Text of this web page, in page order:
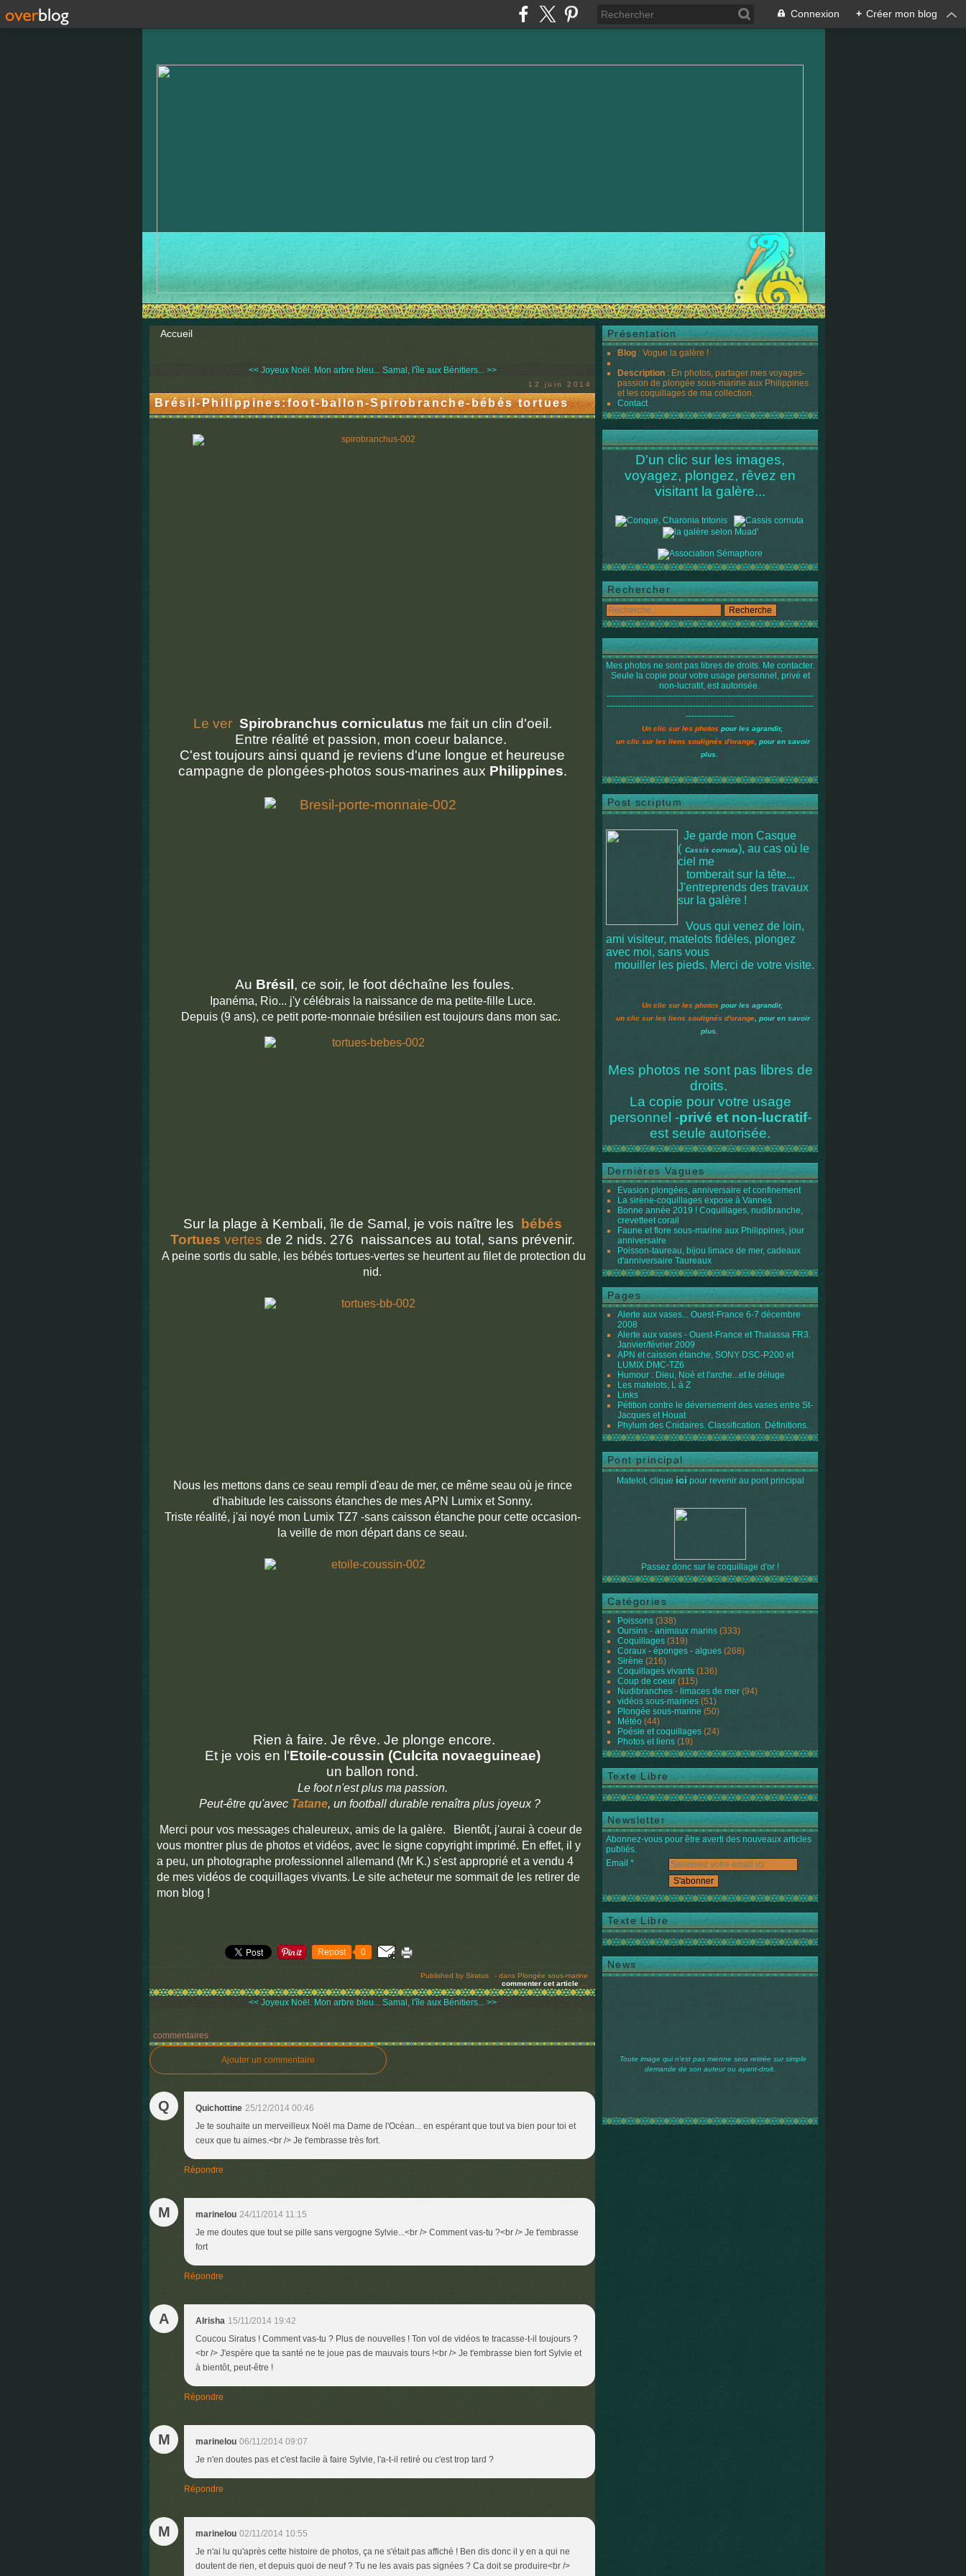
Connexion + Créer mon blog
Accueil
<< Joyeux Noël. Mon arbre bleu... Samal, l'île aux Bénitiers... >>
12 juin 2014
Brésil-Philippines:foot-ballon-Spirobranche-bébés tortues
Le ver Spirobranchus corniculatus me fait un clin d'oeil.
Entre réalité et passion, mon coeur balance.
C'est toujours ainsi quand je reviens d'une longue et heureuse
campagne de plongées-photos sous-marines aux Philippines.
Au Brésil , ce soir, le foot déchaîne les foules.
Ipanéma, Rio... j'y célébrais la naissance de ma petite-fille Luce.
Depuis (9 ans), ce petit porte-monnaie brésilien est toujours dans mon sac.
Sur la plage à Kembali, île de Samal, je vois naître les
bébés
Tortues vertes de 2 nids. 276 naissances au total, sans prévenir.
A peine sortis du sable, les bébés tortues-vertes se heurtent au filet de protection du
nid.
Nous les mettons dans ce seau rempli d'eau de mer, ce même seau où je rince
d'habitude les caissons étanches de mes APN Lumix et Sonny.
Triste réalité, j'ai noyé mon Lumix TZ7 -sans caisson étanche pour cette occasion-
la veille de mon départ dans ce seau.
Rien à faire. Je rêve. Je plonge encore.
Et je vois en l'Etoile-coussin (Culcita novaeguineae)
un ballon rond.
Le foot n'est plus ma passion.
Peut-être qu'avec Tatane, un football durable renaîtra plus joyeux ?
Merci pour vos messages chaleureux, amis de la galère. Bientôt, j'aurai à coeur de
vous montrer plus de photos et vidéos, avec le signe copyright imprimé. En effet, il y
a peu, un photographe professionnel allemand (Mr K.) s'est approprié et a vendu 4
de mes vidéos de coquillages vivants. Le site acheteur me sommait de les retirer de
mon blog !
Repost 0
Published by Siratus - dans Plongée sous-marine
commenter cet article
<< Joyeux Noël. Mon arbre bleu... Samal, l'île aux Bénitiers... >>
commentaires
Ajouter un commentaire
Q Quichottine 25/12/2014 00:46
Je te souhaite un merveilleux Noël ma Dame de l'Océan... en espérant que tout va bien pour toi et
ceux que tu aimes.<br /> Je t'embrasse très fort.
Répondre
M marinelou 24/11/2014 11:15
Je me doutes que tout se pille sans vergogne Sylvie...<br /> Comment vas-tu ?<br /> Je t'embrasse
fort
Répondre
A Alrisha 15/11/2014 19:42
Coucou Siratus ! Comment vas-tu ? Plus de nouvelles ! Ton vol de vidéos te tracasse-t-il toujours ?
<br /> J'espère que ta santé ne te joue pas de mauvais tours !<br /> Je t'embrasse bien fort Sylvie et
à bientôt, peut-être !
Répondre
M marinelou 06/11/2014 09:07
Je n'en doutes pas et c'est facile à faire Sylvie, l'a-t-il retiré ou c'est trop tard ?
Répondre
M marinelou 02/11/2014 10:55
Je n'ai lu qu'après cette histoire de photos, ça ne s'était pas affiché ! Ben dis donc il y en a qui ne
doutent de rien, et depuis quoi de neuf ? Tu ne les avais pas signées ? Ca doit se produire<br />
Présentation
Blog : Vogue la galère !
Description : En photos, partager mes voyages-
passion de plongée sous-marine aux Philippines
et les coquillages de ma collection.
Contact
D'un clic sur les images,
voyagez, plongez, rêvez en
visitant la galère...
Rechercher
Mes photos ne sont pas libres de droits. Me contacter.
Seule la copie pour votre usage personnel, privé et
non-lucratif, est autorisée.
------------------------------------------------------------------------
------------------------------------------------------------------------
-----------------
Un clic sur les photos pour les agrandir,
un clic sur les liens soulignés d'orange , pour en savoir
plus.
Post scriptum
Je garde mon Casque
( Cassis cornuta), au cas où le
ciel me
tomberait sur la tête...
J'entreprends des travaux
sur la galère !
Vous qui venez de loin,
ami visiteur, matelots fidèles, plongez
avec moi, sans vous
mouiller les pieds. Merci de votre visite.
Un clic sur les photos pour les agrandir,
un clic sur les liens soulignés d'orange , pour en savoir
plus.
Mes photos ne sont pas libres de
droits.
La copie pour votre usage
personnel -privé et non-lucratif-
est seule autorisée.
Dernières Vagues
Evasion plongées, anniversaire et confinement
La sirène-coquillages expose à Vannes
Bonne année 2019 ! Coquillages, nudibranche,
crevetteet corail
Faune et flore sous-marine aux Philippines, jour
anniversaire
Poisson-taureau, bijou limace de mer, cadeaux
d'anniversaire Taureaux
Pages
Alerte aux vases... Ouest-France 6-7 décembre
2008
Alerte aux vases - Ouest-France et Thalassa FR3.
Janvier/février 2009
APN et caisson étanche, SONY DSC-P200 et
LUMIX DMC-TZ6
Humour : Dieu, Noé et l'arche...et le déluge
Les matelots, L à Z
Links
Pétition contre le déversement des vases entre St-
Jacques et Houat
Phylum des Cnidaires. Classification. Définitions.
Pont principal
Matelot, clique ici pour revenir au pont principal
Passez donc sur le coquillage d'or !
Catégories
Poissons (338)
Oursins - animaux marins (333)
Coquillages (319)
Coraux - éponges - algues (268)
Sirène (216)
Coquillages vivants (136)
Coup de coeur (115)
Nudibranches - limaces de mer (94)
vidéos sous-marines (51)
Plongée sous-marine (50)
Météo (44)
Poésie et coquillages (24)
Photos et liens (19)
Texte Libre
Newsletter
Abonnez-vous pour être averti des nouveaux articles
publiés.
Email
Texte Libre
News
Toute image qui n'est pas mienne sera retirée sur simple
demande de son auteur ou ayant-droit.